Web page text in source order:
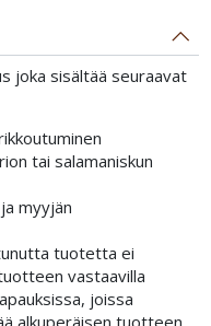
joka sisältää seuraavat
tai salamaniskun
myyjän
tuotetta ei
vastaavilla
joissa
alkuperäisen tuotteen